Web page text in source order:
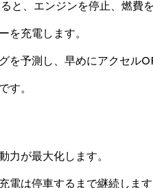
と、エンジンを停止、燃費を
を充電します。
を予測し、早めにアクセル
す。
力が最大化します。
電は停車するまで継続します